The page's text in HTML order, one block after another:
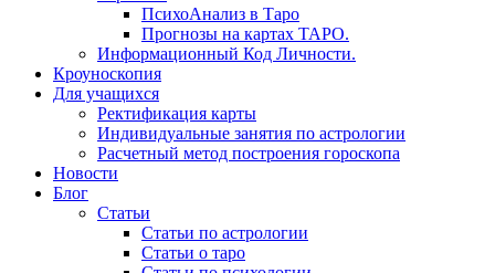
ПсихоАнализ в Таро
Прогнозы на картах ТАРО.
Информационный Код Личности.
Кроуноскопия
Для учащихся
Ректификация карты
Индивидуальные занятия по астрологии
Расчетный метод построения гороскопа
Новости
Блог
Статьи
Статьи по астрологии
Статьи о таро